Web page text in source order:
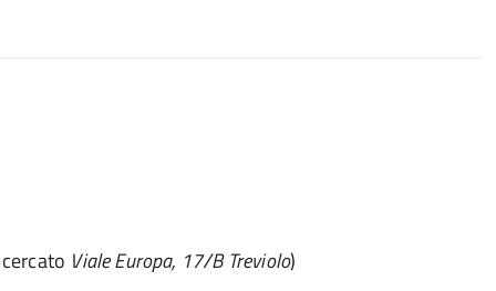
Viale Europa, 17/B Treviolo)